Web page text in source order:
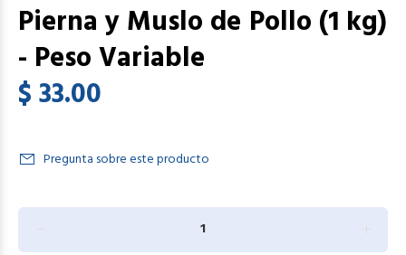
Pierna y Muslo de Pollo (1 kg)
- Peso Variable
$ 33.00
Pregunta sobre este producto